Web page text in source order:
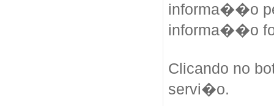
informa��o
informa��o
Clicando no
servi�o.